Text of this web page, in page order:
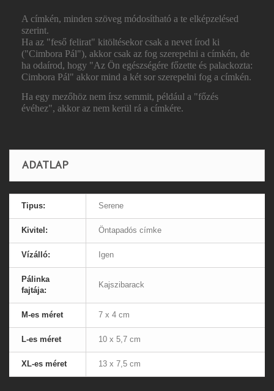
A címkén, minden szöveg módosítható a te elképzelésed
szerint.
Ha az "feső felirat" kitöltésekor csak a nevet írod ki
("Cimbora Pál"), akkor csak az fog szerepelni a címkén, de
ha odaírod, hogy "Az Ön egészségére főzette és palackozta:
Cimbora Pál" akkor mind a két sor szerepelni fog a címkén.
Ha egy mezőhöz nem írsz semmit, például a "főzés
évéhez", akkor az nem kerül rá a címkére.
ADATLAP
Tipus: Serene
Kivitel: Öntapadós címke
Vízálló: Igen
Pálinka
fajtája:
Kajszibarack
M-es méret 7 x 4 cm
L-es méret 10 x 5,7 cm
XL-es méret 13 x 7,5 cm